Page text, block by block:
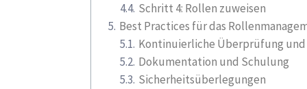
Schritt 4: Rollen zuweisen
Best Practices für das
Kontinuierliche Überprüfung und
Dokumentation und Schulung
Sicherheitsüberlegungen